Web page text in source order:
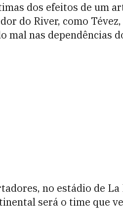
dos efeitos de um
do River, como
mal nas dependências
no estádio de
será o time que